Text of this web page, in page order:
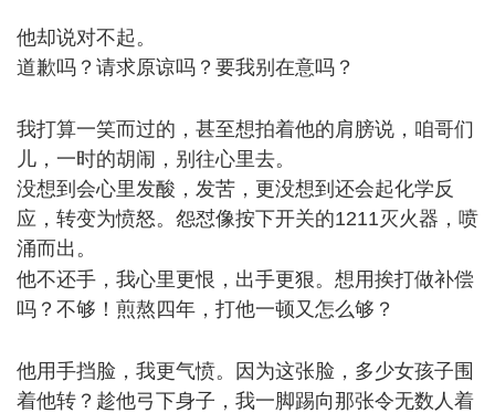
他却说对不起。
道歉吗？请求原谅吗？要我别在意吗？
我打算一笑而过的，甚至想拍着他的肩膀说，咱哥们
儿，一时的胡闹，别往心里去。
没想到会心里发酸，发苦，更没想到还会起化学反
应，转变为愤怒。怨怼像按下开关的1211灭火器，喷
涌而出。
他不还手，我心里更恨，出手更狠。想用挨打做补偿
吗？不够！煎熬四年，打他一顿又怎么够？
他用手挡脸，我更气愤。因为这张脸，多少女孩子围
着他转？趁他弓下身子，我一脚踢向那张令无数人着